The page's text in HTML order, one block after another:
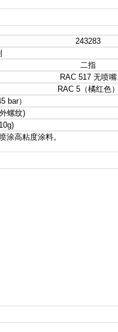
243283
二指
RAC 517 无喷嘴
RAC 5（橘红色）
bar）
螺纹)
高粘度涂料。